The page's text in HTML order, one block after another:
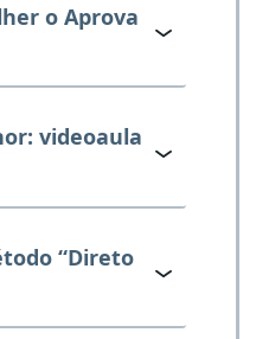
o Aprova
videoaula
“Direto